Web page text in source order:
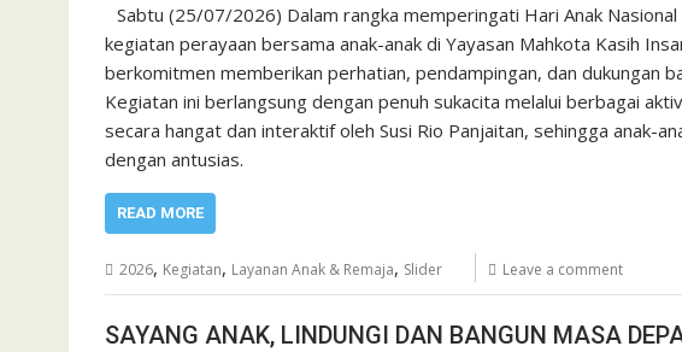
Sabtu (25/07/2026) Dalam rangka memperingati Hari Anak
kegiatan perayaan bersama anak-anak di Yayasan Mahkota Kasih
berkomitmen memberikan perhatian, pendampingan, dan dukungan
Kegiatan ini berlangsung dengan penuh sukacita melalui berbagai
secara hangat dan interaktif oleh Susi Rio Panjaitan, sehingga anak-
dengan antusias.
READ MORE
2026, Kegiatan, Layanan Anak & Remaja, Slider Leave a comment
SAYANG ANAK, LINDUNGI DAN BANGUN MASA